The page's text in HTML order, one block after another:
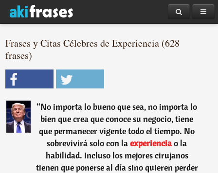
Frases y Citas Célebres de Experiencia (628
frases)
“No importa lo bueno que sea, no importa lo
bien que crea que conoce su negocio, tiene
que permanecer vigente todo el tiempo. No
sobrevivirá solo con laexperienciao la
habilidad. Incluso los mejores cirujanos
tienen que ponerse al día sino quieren perder